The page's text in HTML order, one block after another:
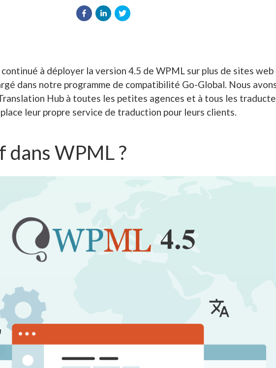
continué à déployer la version 4.5 de WPML sur plus de sites
dans notre programme de compatibilité Go-Global. Nous
Hub à toutes les petites agences et à tous les
leur propre service de traduction pour leurs clients.
dans WPML ?